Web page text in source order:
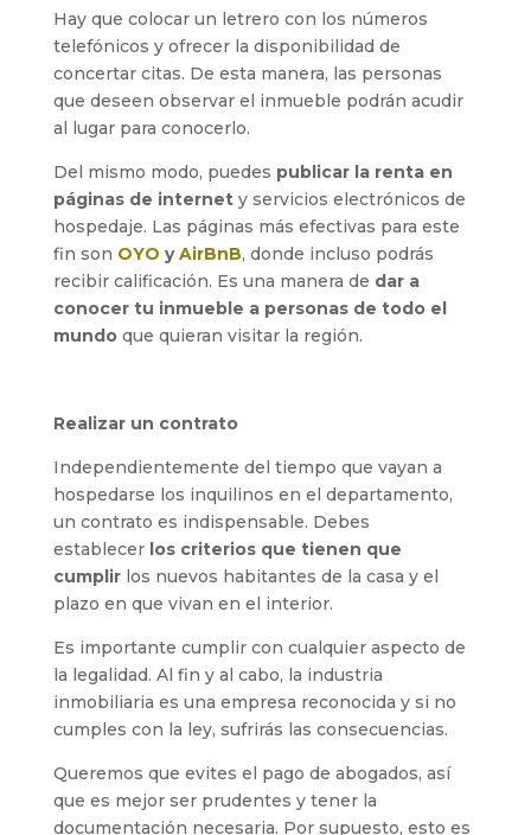
Hay que colocar un letrero con los números
telefónicos y ofrecer la disponibilidad de
concertar citas. De esta manera, las personas
que deseen observar el inmueble podrán acudir
al lugar para conocerlo.
Del mismo modo, puedes publicar la renta en
páginas de internet y servicios electrónicos de
hospedaje. Las páginas más efectivas para este
fin son OYO y AirBnB, donde incluso podrás
recibir calificación. Es una manera de dar a
conocer tu inmueble a personas de todo el
mundo que quieran visitar la región.
Realizar un contrato
Independientemente del tiempo que vayan a
hospedarse los inquilinos en el departamento,
un contrato es indispensable. Debes
establecer los criterios que tienen que
cumplir los nuevos habitantes de la casa y el
plazo en que vivan en el interior.
Es importante cumplir con cualquier aspecto de
la legalidad. Al fin y al cabo, la industria
inmobiliaria es una empresa reconocida y si no
cumples con la ley, sufrirás las consecuencias.
Queremos que evites el pago de abogados, así
que es mejor ser prudentes y tener la
documentación necesaria. Por supuesto, esto es